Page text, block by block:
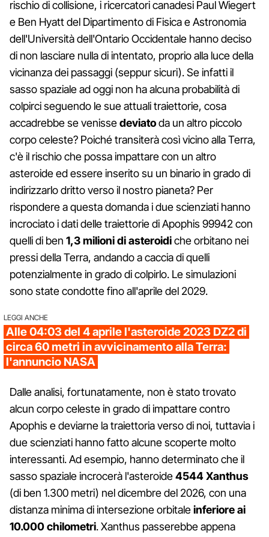
rischio di collisione, i ricercatori canadesi Paul Wiegert
e Ben Hyatt del Dipartimento di Fisica e Astronomia
dell'Università dell'Ontario Occidentale hanno deciso
di non lasciare nulla di intentato, proprio alla luce della
vicinanza dei passaggi (seppur sicuri). Se infatti il
sasso spaziale ad oggi non ha alcuna probabilità di
colpirci seguendo le sue attuali traiettorie, cosa
accadrebbe se venissedeviatoda un altro piccolo
corpo celeste? Poiché transiterà così vicino alla Terra,
c'è il rischio che possa impattare con un altro
asteroide ed essere inserito su un binario in grado di
indirizzarlo dritto verso il nostro pianeta? Per
rispondere a questa domanda i due scienziati hanno
incrociato i dati delle traiettorie di Apophis 99942 con
quelli di ben 1,3 milioni di asteroidiche orbitano nei
pressi della Terra, andando a caccia di quelli
potenzialmente in grado di colpirlo. Le simulazioni
sono state condotte fino all'aprile del 2029.
LEGGI ANCHE
Alle 04:03 del 4 aprile l'asteroide 2023 DZ2 di
circa 60 metri in avvicinamento alla Terra:
l'annuncio NASA
Dalle analisi, fortunatamente, non è stato trovato
alcun corpo celeste in grado di impattare contro
Apophis e deviarne la traiettoria verso di noi, tuttavia i
due scienziati hanno fatto alcune scoperte molto
interessanti. Ad esempio, hanno determinato che il
sasso spaziale incrocerà l'asteroide4544 Xanthus
(di ben 1.300 metri) nel dicembre del 2026, con una
distanza minima di intersezione orbitaleinferiore ai
10.000 chilometri. Xanthus passerebbe appena